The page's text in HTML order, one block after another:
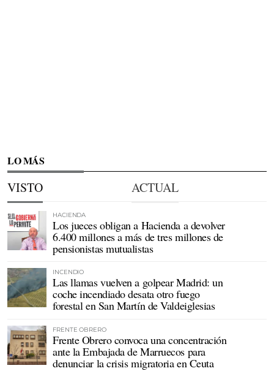
LO MÁS
VISTO ACTUAL
HACIENDA
Los jueces obligan a Hacienda a devolver
6.400 millones a más de tres millones de
pensionistas mutualistas
INCENDIO
Las llamas vuelven a golpear Madrid: un
coche incendiado desata otro fuego
forestal en San Martín de Valdeiglesias
FRENTE OBRERO
Frente Obrero convoca una concentración
ante la Embajada de Marruecos para
denunciar la crisis migratoria en Ceuta